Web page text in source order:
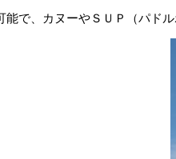
能で、カヌーやＳＵＰ（パド